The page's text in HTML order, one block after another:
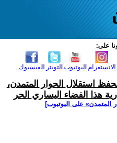
على:
الفيسبوك التويتر اليوتيوب الانستغرام
استقلال الحوار المتمدن،
هذا الفضاء اليساري الحر
المتمدن» على اليوتيوب]